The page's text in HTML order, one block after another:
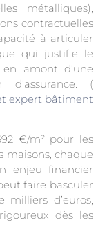
métalliques),
contractuelles
à articuler
qui justifie le
amont d’une
d’assurance. (
expert bâtiment
€/m² pour les
maisons, chaque
enjeu financier
faire basculer
milliers d’euros,
dès les